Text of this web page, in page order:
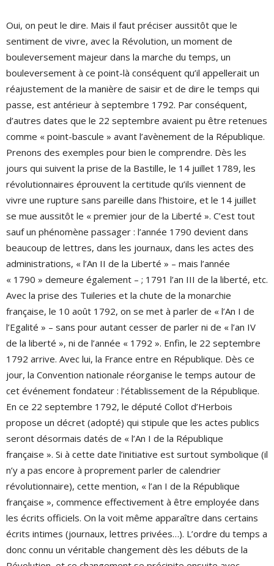
Oui, on peut le dire. Mais il faut préciser aussitôt que le
sentiment de vivre, avec la Révolution, un moment de
bouleversement majeur dans la marche du temps, un
bouleversement à ce point-là conséquent qu’il appellerait un
réajustement de la manière de saisir et de dire le temps qui
passe, est antérieur à septembre 1792. Par conséquent,
d’autres dates que le 22 septembre avaient pu être retenues
comme « point-bascule » avant l’avènement de la République.
Prenons des exemples pour bien le comprendre. Dès les
jours qui suivent la prise de la Bastille, le 14 juillet 1789, les
révolutionnaires éprouvent la certitude qu’ils viennent de
vivre une rupture sans pareille dans l’histoire, et le 14 juillet
se mue aussitôt le « premier jour de la Liberté ». C’est tout
sauf un phénomène passager : l’année 1790 devient dans
beaucoup de lettres, dans les journaux, dans les actes des
administrations, « l’An II de la Liberté » – mais l’année
« 1790 » demeure également – ; 1791 l’an III de la liberté, etc.
Avec la prise des Tuileries et la chute de la monarchie
française, le 10 août 1792, on se met à parler de « l’An I de
l’Egalité » – sans pour autant cesser de parler ni de « l’an IV
de la liberté », ni de l’année « 1792 ». Enfin, le 22 septembre
1792 arrive. Avec lui, la France entre en République. Dès ce
jour, la Convention nationale réorganise le temps autour de
cet événement fondateur : l’établissement de la République.
En ce 22 septembre 1792, le député Collot d’Herbois
propose un décret (adopté) qui stipule que les actes publics
seront désormais datés de « l’An I de la République
française ». Si à cette date l’initiative est surtout symbolique (il
n’y a pas encore à proprement parler de calendrier
révolutionnaire), cette mention, « l’an I de la République
française », commence effectivement à être employée dans
les écrits officiels. On la voit même apparaître dans certains
écrits intimes (journaux, lettres privées…). L’ordre du temps a
donc connu un véritable changement dès les débuts de la